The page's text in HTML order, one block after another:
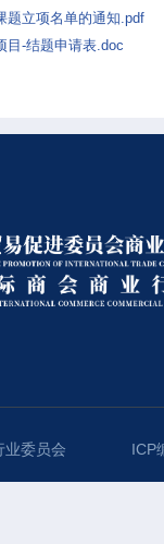
题立项名单的通知.pdf
目-结题申请表.doc
业委员会 ICP